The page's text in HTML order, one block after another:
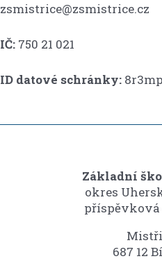
zsmistrice@zsmistrice.cz
IČ: 750 21 021
ID datové schránky:
Základní
okres
příspěvková
687 12